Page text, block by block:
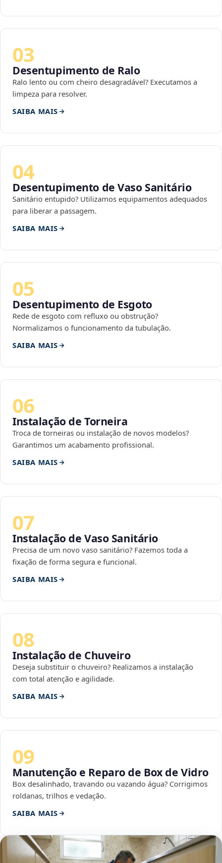
03
Desentupimento de Ralo
Ralo lento ou com cheiro desagradável? Executamos a
limpeza para resolver.
SAIBA MAIS
04
Desentupimento de Vaso Sanitário
Sanitário entupido? Utilizamos equipamentos adequados
para liberar a passagem.
SAIBA MAIS
05
Desentupimento de Esgoto
Rede de esgoto com refluxo ou obstrução?
Normalizamos o funcionamento da tubulação.
SAIBA MAIS
06
Instalação de Torneira
Troca de torneiras ou instalação de novos modelos?
Garantimos um acabamento profissional.
SAIBA MAIS
07
Instalação de Vaso Sanitário
Precisa de um novo vaso sanitário? Fazemos toda a
fixação de forma segura e funcional.
SAIBA MAIS
08
Instalação de Chuveiro
Deseja substituir o chuveiro? Realizamos a instalação
com total atenção e agilidade.
SAIBA MAIS
09
Manutenção e Reparo de Box de Vidro
Box desalinhado, travando ou vazando água? Corrigimos
roldanas, trilhos e vedação.
SAIBA MAIS